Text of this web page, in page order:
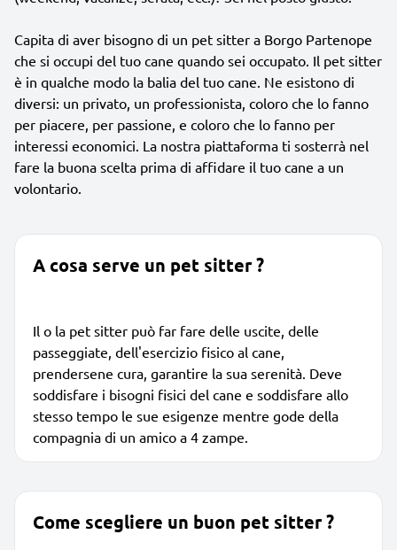
Capita di aver bisogno di un pet sitter a Borgo Partenope
che si occupi del tuo cane quando sei occupato. Il pet sitter
è in qualche modo la balia del tuo cane. Ne esistono di
diversi: un privato, un professionista, coloro che lo fanno
per piacere, per passione, e coloro che lo fanno per
interessi economici. La nostra piattaforma ti sosterrà nel
fare la buona scelta prima di affidare il tuo cane a un
volontario.
A cosa serve un pet sitter ?
Il o la pet sitter può far fare delle uscite, delle
passeggiate, dell'esercizio fisico al cane,
prendersene cura, garantire la sua serenità. Deve
soddisfare i bisogni fisici del cane e soddisfare allo
stesso tempo le sue esigenze mentre gode della
compagnia di un amico a 4 zampe.
Come scegliere un buon pet sitter ?